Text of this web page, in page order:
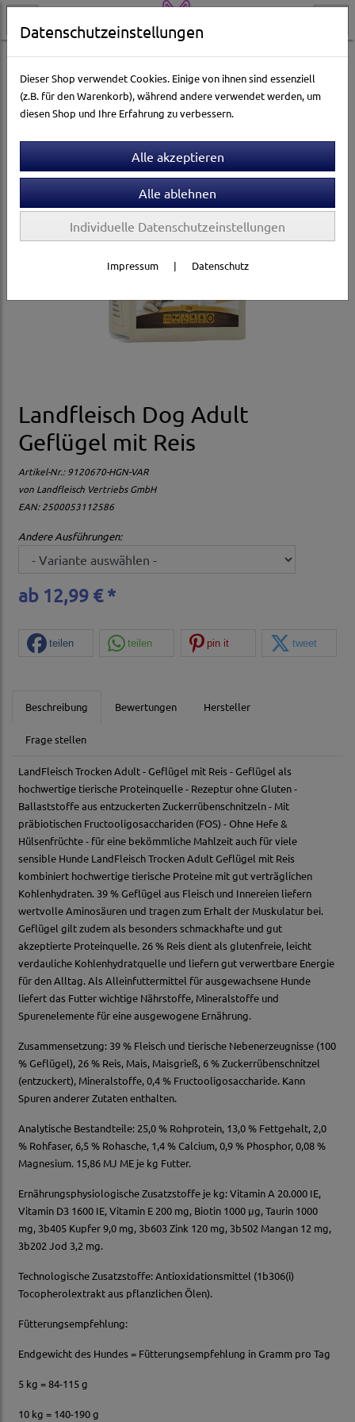
Hundewelt Hundetrockenfutter Landfleisch
Landfleisch Dog Adult
Geflügel mit Reis
Artikel-Nr.:9120670-HGN-VAR
von Landfleisch Vertriebs GmbH
EAN: 2500053112586
Andere Ausführungen:
ab 12,99 € *
teilen teilen pin it tweet
Beschreibung Bewertungen Hersteller
Frage stellen
LandFleisch Trocken Adult - Geflügel mit Reis - Geflügel als
hochwertige tierische Proteinquelle - Rezeptur ohne Gluten -
Ballaststoffe aus entzuckerten Zuckerrübenschnitzeln - Mit
präbiotischen Fructooligosacchariden (FOS) - Ohne Hefe &
Hülsenfrüchte - für eine bekömmliche Mahlzeit auch für viele
sensible Hunde LandFleisch Trocken Adult Geflügel mit Reis
kombiniert hochwertige tierische Proteine mit gut verträglichen
Kohlenhydraten. 39 % Geflügel aus Fleisch und Innereien liefern
wertvolle Aminosäuren und tragen zum Erhalt der Muskulatur bei.
Geflügel gilt zudem als besonders schmackhafte und gut
akzeptierte Proteinquelle. 26 % Reis dient als glutenfreie, leicht
verdauliche Kohlenhydratquelle und liefern gut verwertbare Energie
für den Alltag. Als Alleinfuttermittel für ausgewachsene Hunde
liefert das Futter wichtige Nährstoffe, Mineralstoffe und
Spurenelemente für eine ausgewogene Ernährung.
Zusammensetzung: 39 % Fleisch und tierische Nebenerzeugnisse (100
% Geflügel), 26 % Reis, Mais, Maisgrieß, 6 % Zuckerrübenschnitzel
(entzuckert), Mineralstoffe, 0,4 % Fructooligosaccharide. Kann
Spuren anderer Zutaten enthalten.
Analytische Bestandteile: 25,0 % Rohprotein, 13,0 % Fettgehalt, 2,0
% Rohfaser, 6,5 % Rohasche, 1,4 % Calcium, 0,9 % Phosphor, 0,08 %
Magnesium. 15,86 MJ ME je kg Futter.
Ernährungsphysiologische Zusatzstoffe je kg: Vitamin A 20.000 IE,
Vitamin D3 1600 IE, Vitamin E 200 mg, Biotin 1000 µg, Taurin 1000
mg, 3b405 Kupfer 9,0 mg, 3b603 Zink 120 mg, 3b502 Mangan 12 mg,
3b202 Jod 3,2 mg.
Technologische Zusatzstoffe: Antioxidationsmittel (1b306(i)
Tocopherolextrakt aus pflanzlichen Ölen).
Fütterungsempfehlung:
Endgewicht des Hundes = Fütterungsempfehlung in Gramm pro Tag
5 kg = 84-115 g
10 kg = 140-190 g
Datenschutzeinstellungen
Dieser Shop verwendet Cookies. Einige von ihnen sind essenziell
(z.B. für den Warenkorb), während andere verwendet werden, um
diesen Shop und Ihre Erfahrung zu verbessern.
Individuelle Datenschutzeinstellungen
Impressum | Datenschutz